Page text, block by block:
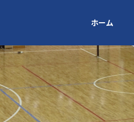
ホーム